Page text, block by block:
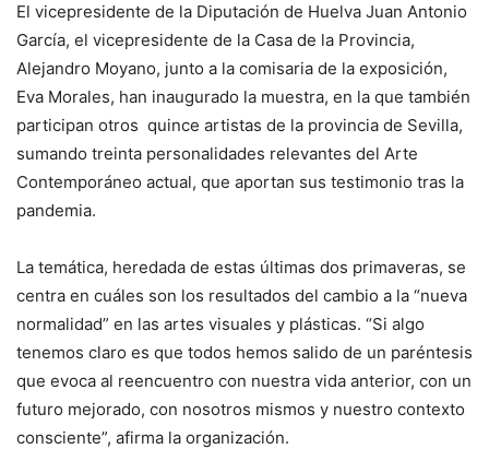
El vicepresidente de la Diputación de Huelva Juan Antonio
García, el vicepresidente de la Casa de la Provincia,
Alejandro Moyano, junto a la comisaria de la exposición,
Eva Morales, han inaugurado la muestra, en la que también
participan otros quince artistas de la provincia de Sevilla,
sumando treinta personalidades relevantes del Arte
Contemporáneo actual, que aportan sus testimonio tras la
pandemia.
La temática, heredada de estas últimas dos primaveras, se
centra en cuáles son los resultados del cambio a la “nueva
normalidad” en las artes visuales y plásticas. “Si algo
tenemos claro es que todos hemos salido de un paréntesis
que evoca al reencuentro con nuestra vida anterior, con un
futuro mejorado, con nosotros mismos y nuestro contexto
consciente”, afirma la organización.